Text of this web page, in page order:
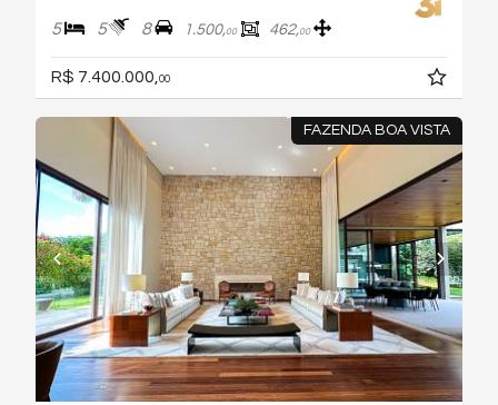
5 5 8 1.500,00 462,00
R$ 7.400.000, 00
FAZENDA BOA VISTA